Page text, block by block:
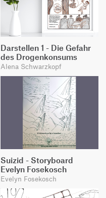
Darstellen 1 - Die Gefahr
des Drogenkonsums
Alena Schwarzkopf
Suizid - Storyboard
Evelyn Fosekosch
Evelyn Fosekosch